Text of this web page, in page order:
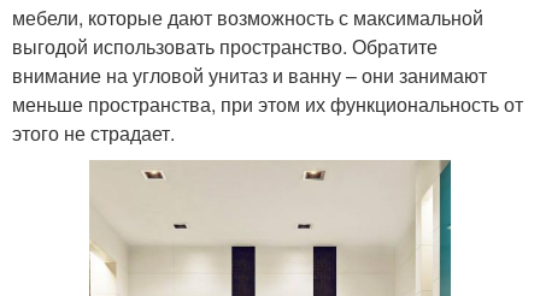
мебели, которые дают возможность с максимальной
выгодой использовать пространство. Обратите
внимание на угловой унитаз и ванну – они занимают
меньше пространства, при этом их функциональность от
этого не страдает.